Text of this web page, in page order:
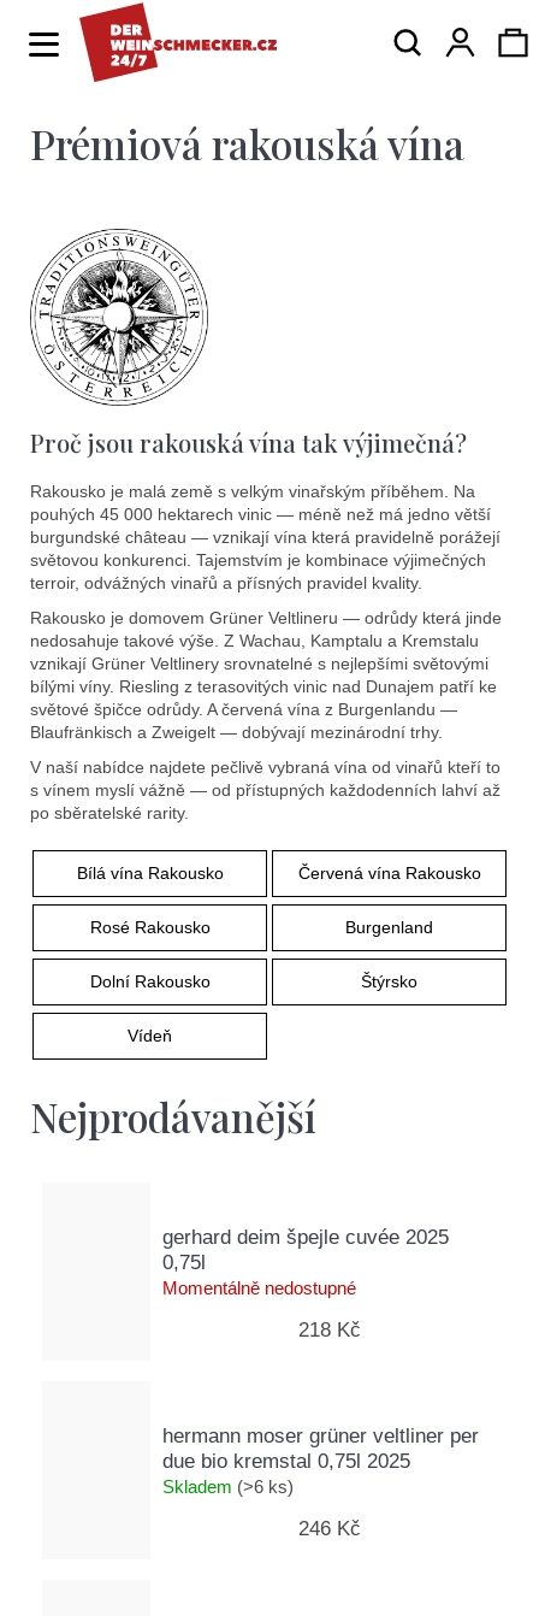
Hledat
Prémiová rakouská vína
Proč jsou rakouská vína tak výjimečná?
Rakousko je malá země s velkým vinařským příběhem. Na
pouhých 45 000 hektarech vinic — méně než má jedno větší
burgundské château — vznikají vína která pravidelně porážejí
světovou konkurenci. Tajemstvím je kombinace výjimečných
terroir, odvážných vinařů a přísných pravidel kvality.
Rakousko je domovem Grüner Veltlineru — odrůdy která jinde
nedosahuje takové výše. Z Wachau, Kamptalu a Kremstalu
vznikají Grüner Veltlinery srovnatelné s nejlepšími světovými
bílými víny. Riesling z terasovitých vinic nad Dunajem patří ke
světové špičce odrůdy. A červená vína z Burgenlandu —
Blaufränkisch a Zweigelt — dobývají mezinárodní trhy.
V naší nabídce najdete pečlivě vybraná vína od vinařů kteří to
s vínem myslí vážně — od přístupných každodenních lahví až
po sběratelské rarity.
Bílá vína Rakousko Červená vína Rakousko
Rosé Rakousko Burgenland
Dolní Rakousko Štýrsko
Vídeň
Nejprodávanější
gerhard deim špejle cuvée 2025
0,75l
Momentálně nedostupné
218 Kč
hermann moser grüner veltliner per
due bio kremstal 0,75l 2025
Skladem (>6 ks)
246 Kč
Zpět
Zpět
C
o
t
ř
b
u
j
e
t
e
n
a
j
í
t
?
D
o